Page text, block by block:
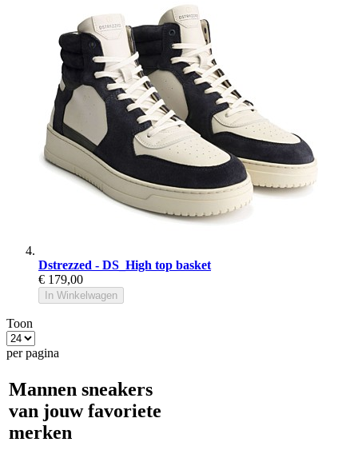
Dstrezzed - DS_High top basket
€ 179,00
In Winkelwagen
Toon
per pagina
Mannen sneakers
van jouw favoriete
merken